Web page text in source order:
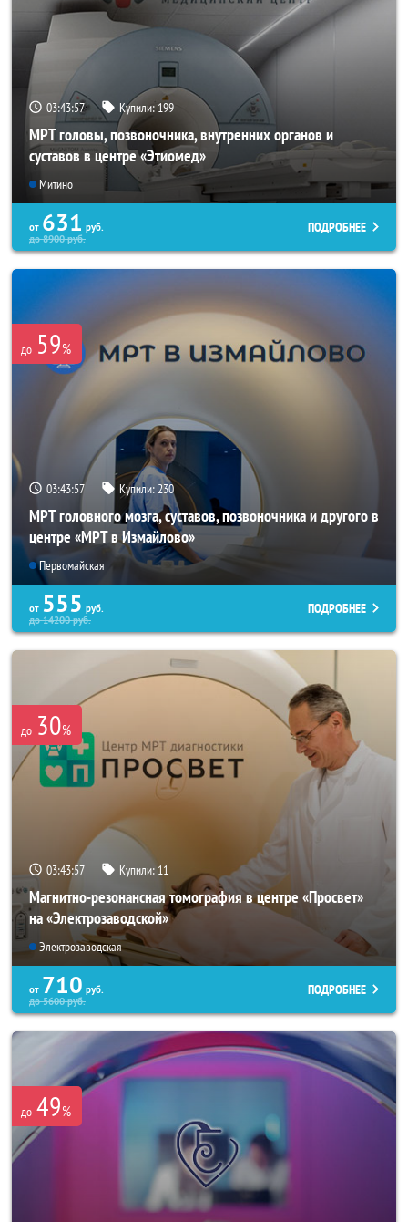
03:43:56 Купили: 199
МРТ головы, позвоночника, внутренних органов и
суставов в центре «Этиомед»
Митино
от 631 руб.
до8900руб.
ПОДРОБНЕЕ
до 59%
03:43:56 Купили: 230
МРТ головного мозга, суставов, позвоночника и другого в
центре «МРТ в Измайлово»
Первомайская
от 555 руб.
до14200руб.
ПОДРОБНЕЕ
до 30%
03:43:56 Купили: 11
Магнитно-резонансная томография в центре «Просвет»
на «Электрозаводской»
Электрозаводская
от 710 руб.
до5600руб.
ПОДРОБНЕЕ
до 49%